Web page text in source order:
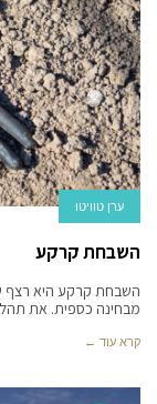
ערן טוויטו
השבחת קרקע
השבחת קרקע היא רצף
מבחינה כספית. את
קרא עוד ←